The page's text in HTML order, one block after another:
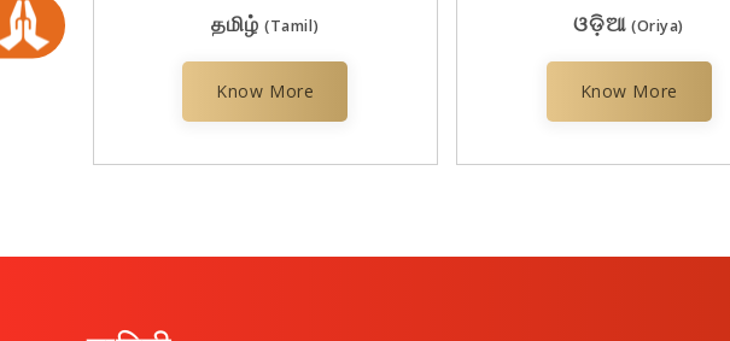
தமிழ் (Tamil)
Know More
ଓଡ଼ିଆ (Oriya)
Know More